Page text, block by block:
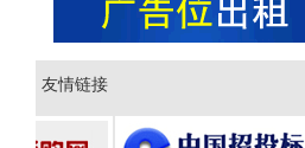
友情链接